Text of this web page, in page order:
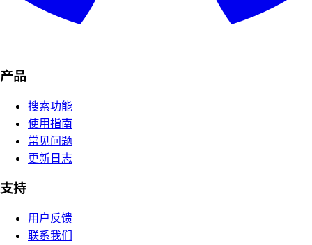
产品
搜索功能
使用指南
常见问题
更新日志
支持
用户反馈
联系我们